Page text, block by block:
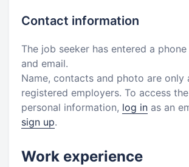
Contact information
The job seeker has entered a
and email.
Name, contacts and photo are only
registered employers. To access
personal information, log in as an
sign up.
Work experience